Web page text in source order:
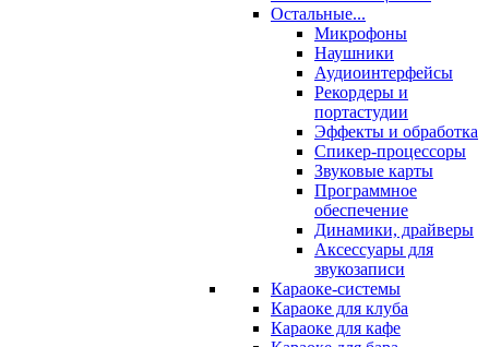
Остальные...
Микрофоны
Наушники
Аудиоинтерфейсы
Рекордеры и
портастудии
Эффекты и обработка
Спикер-процессоры
Звуковые карты
Программное
обеспечение
Динамики, драйверы
Аксессуары для
звукозаписи
Караоке-системы
Караоке для клуба
Караоке для кафе